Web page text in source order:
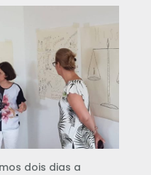
dois dias a